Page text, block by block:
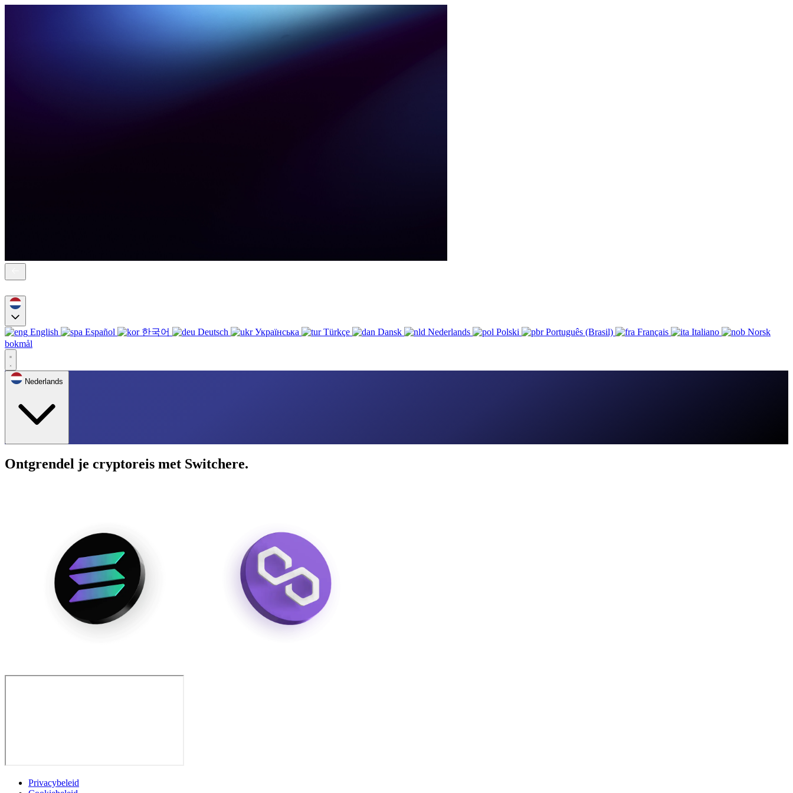
English Español 한국어 Deutsch Українська Türkçe Dansk Nederlands Polski Português (Brasil) Français Italiano
Norsk
bokmål
Nederlands
Ontgrendel je cryptoreis met Switchere.
Privacybeleid